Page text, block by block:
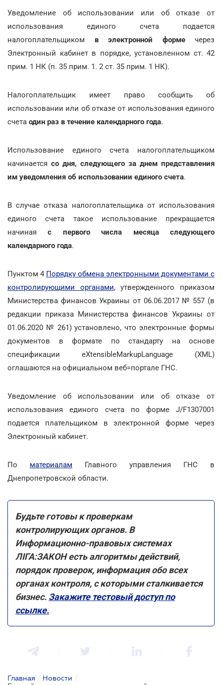
Уведомление об использовании или об отказе от
использования единого счета подается
налогоплательщиком в электронной формечерез
Электронный кабинет в порядке, установленном ст. 42
прим. 1 НК (п. 35 прим. 1. 2 ст. 35 прим. 1 НК).
Налогоплательщик имеет право сообщить об
использовании или об отказе от использования единого
счета один раз в течение календарного года.
Использование единого счета налогоплательщиком
начинается со дня, следующего за днем представления
им уведомления об использовании единого счета.
В случае отказа налогоплательщика от использования
единого счета такое использование прекращается
начинаяс первого числа месяца следующего
календарного года.
Пунктом 4 Порядку обмена электронными документами с
контролирующими органами, утвержденного приказом
Министерства финансов Украины от 06.06.2017 № 557 (в
редакции приказа Министерства финансов Украины от
01.06.2020 № 261) установлено, что электронные формы
документов в формате по стандарту на основе
спецификации eXtensibleMarkupLanguage (XML)
оглашаются на официальном веб=портале ГНС.
Уведомление об использовании или об отказе от
использования единого счета по форме J/F1307001
подается плательщиком в электронной форме через
Электронный кабинет.
По материалам Главного управления ГНС в
Днепропетровской области.
Будьте готовы к проверкам
контролирующих органов. В
Информационно-правовых системах
ЛІГА:ЗАКОН есть алгоритмы действий,
порядок проверок, информация обо всех
органах контроля, с которыми сталкивается
бизнес. Закажите тестовый доступ по
ссылке.
Главная / Новости /